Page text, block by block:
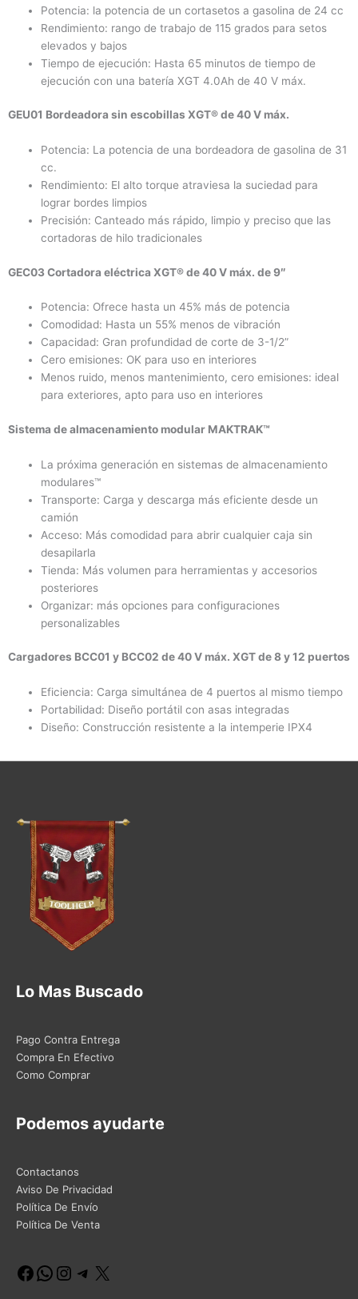
Potencia: la potencia de un cortasetos a gasolina de 24 cc
Rendimiento: rango de trabajo de 115 grados para setos
elevados y bajos
Tiempo de ejecución: Hasta 65 minutos de tiempo de
ejecución con una batería XGT 4.0Ah de 40 V máx.
GEU01 Bordeadora sin escobillas XGT® de 40 V máx.
Potencia: La potencia de una bordeadora de gasolina de 31
cc.
Rendimiento: El alto torque atraviesa la suciedad para
lograr bordes limpios
Precisión: Canteado más rápido, limpio y preciso que las
cortadoras de hilo tradicionales
GEC03 Cortadora eléctrica XGT® de 40 V máx. de 9″
Potencia: Ofrece hasta un 45% más de potencia
Comodidad: Hasta un 55% menos de vibración
Capacidad: Gran profundidad de corte de 3-1/2”
Cero emisiones: OK para uso en interiores
Menos ruido, menos mantenimiento, cero emisiones: ideal
para exteriores, apto para uso en interiores
Sistema de almacenamiento modular MAKTRAK™
La próxima generación en sistemas de almacenamiento
modulares™
Transporte: Carga y descarga más eficiente desde un
camión
Acceso: Más comodidad para abrir cualquier caja sin
desapilarla
Tienda: Más volumen para herramientas y accesorios
posteriores
Organizar: más opciones para configuraciones
personalizables
Cargadores BCC01 y BCC02 de 40 V máx. XGT de 8 y 12 puertos
Eficiencia: Carga simultánea de 4 puertos al mismo tiempo
Portabilidad: Diseño portátil con asas integradas
Diseño: Construcción resistente a la intemperie IPX4
Lo Mas Buscado
Pago Contra Entrega
Compra En Efectivo
Como Comprar
Podemos ayudarte
Contactanos
Aviso De Privacidad
Política De Envío
Política De Venta
Facebook
WhatsApp
Instagram
Telegram